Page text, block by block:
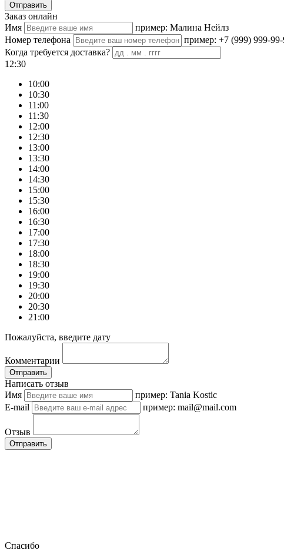
Отправить
Заказ онлайн
Имя
пример: Малина Нейлз
Номер телефона
пример: +7 (999) 999-
Когда требуется доставка?
12:30
10:00
10:30
11:00
11:30
12:00
12:30
13:00
13:30
14:00
14:30
15:00
15:30
16:00
16:30
17:00
17:30
18:00
18:30
19:00
19:30
20:00
20:30
21:00
Пожалуйста, введите дату
Комментарии
Отправить
Написать отзыв
Имя
пример: Tania Kostic
E-mail
пример: mail@mail.com
Отзыв
Отправить
Спасибо